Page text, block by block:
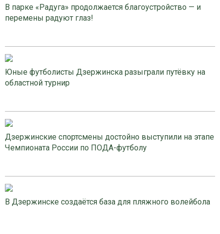
В парке «Радуга» продолжается благоустройство — и
перемены радуют глаз!
Юные футболисты Дзержинска разыграли путёвку на
областной турнир
Дзержинские спортсмены достойно выступили на этапе
Чемпионата России по ПОДА-футболу
В Дзержинске создаётся база для пляжного волейбола